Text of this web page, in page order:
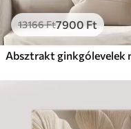
13166Ft7900Ft